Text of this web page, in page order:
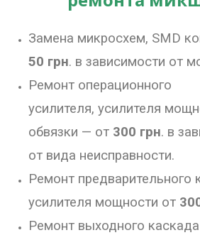
Замена микросхем, SMD
50 грн. в зависимости от
Ремонт операционного
усилителя, усилителя
обвязки — от 300 грн. в
от вида неисправности.
Ремонт предварительного
усилителя мощности от
Ремонт выходного